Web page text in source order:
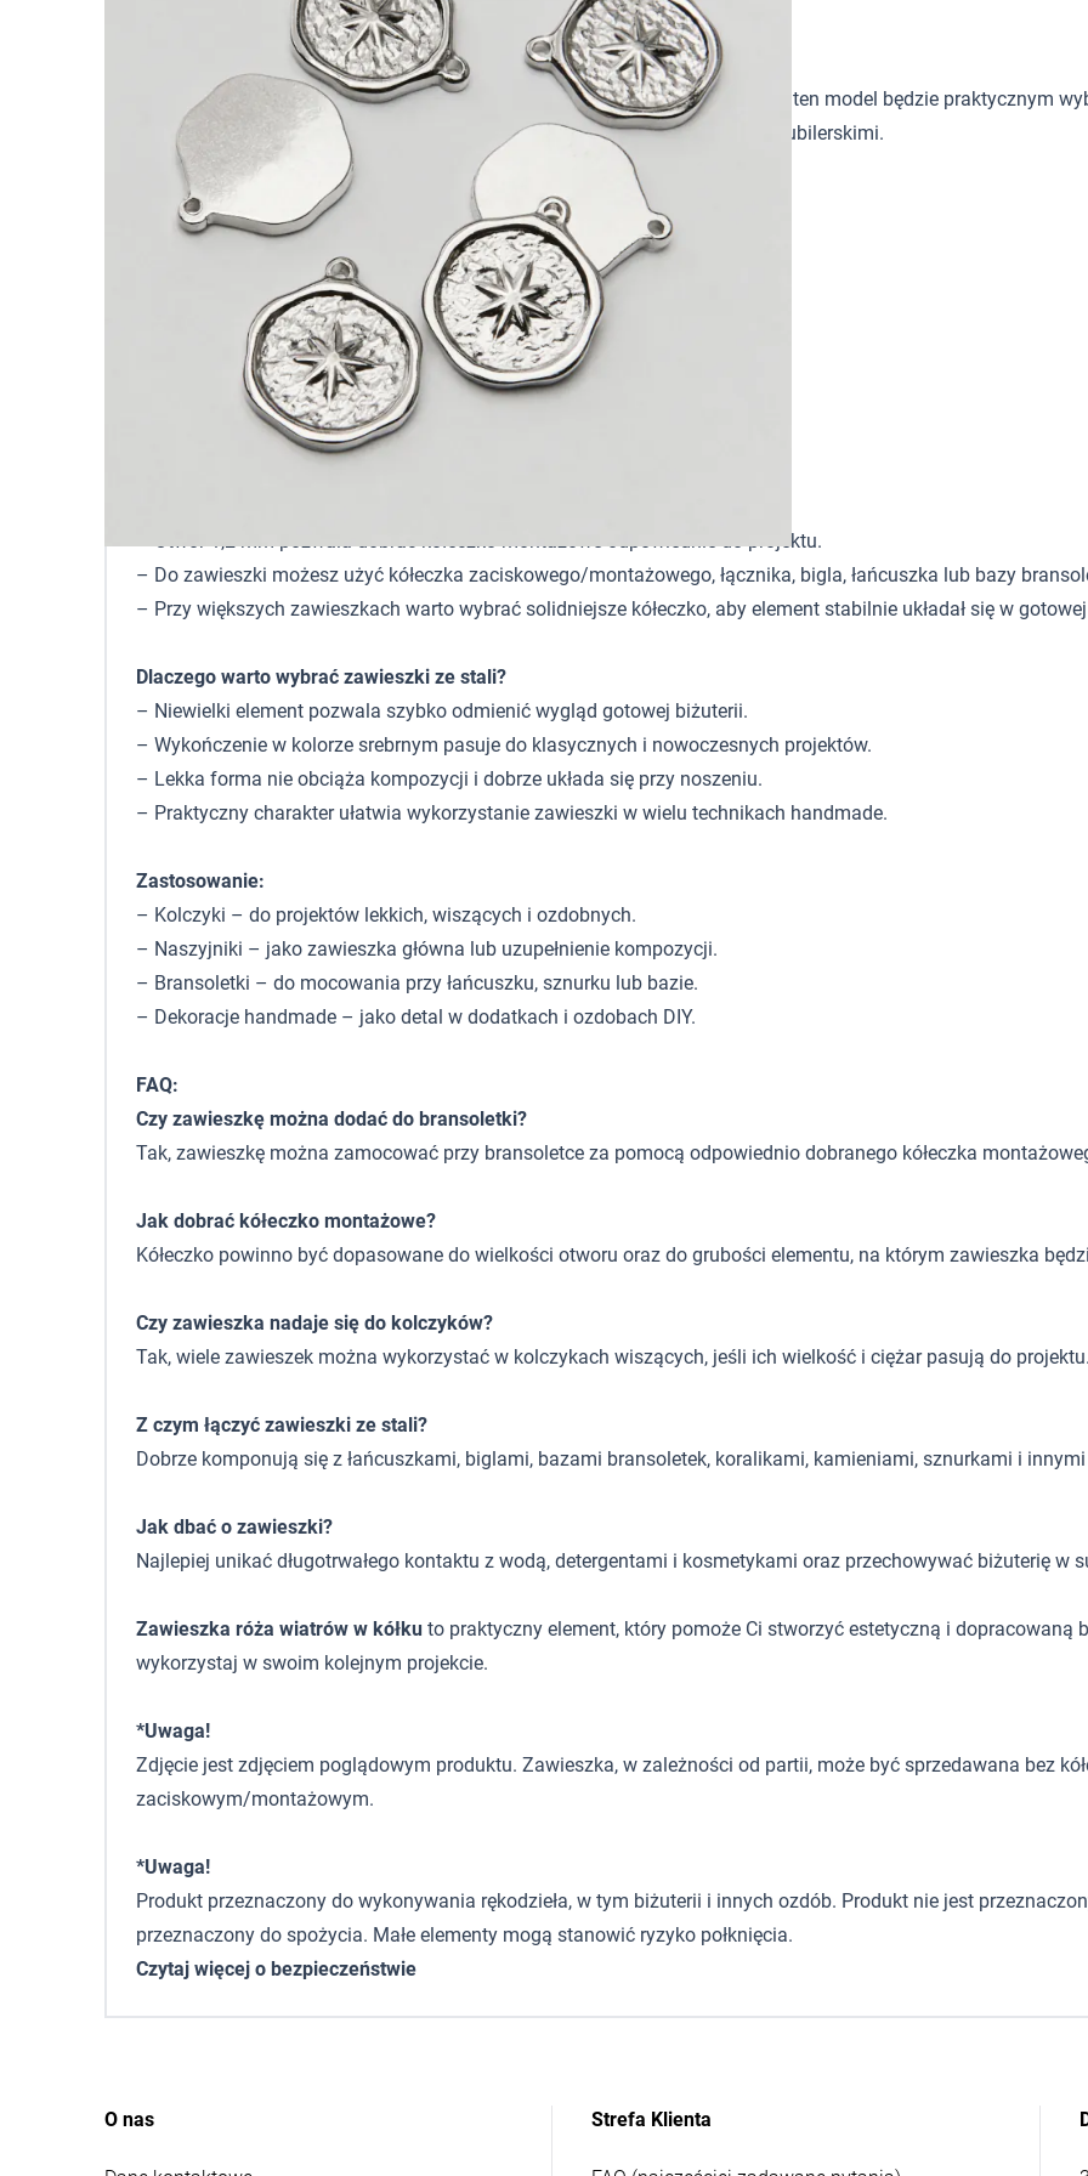
Zawieszka ze stali róża wiatrów w kółku 17mm
Jeśli szukasz dodatku, który szybko nada projektowi wyraźniejszy charakter, ten model będzie praktycznym
komponuje się z łańcuszkami, bazami bransoletek i innymi półfabrykatami jubilerskimi.
Charakterystyka:
Rodzaj:zawieszka
stal chirurgiczna 316L
Motyw / kształt:róża wiatrów
17mm
1,2 mm
wykończenie w kolorze srebrnym
– Otwór 1,2 mm pozwala dobrać kółeczko montażowe odpowiednie do projektu.
– Do zawieszki możesz użyć kółeczka zaciskowego/montażowego, łącznika, bigla, łańcuszka lub bazy
– Przy większych zawieszkach warto wybrać solidniejsze kółeczko, aby element stabilnie układał się w
Dlaczego warto wybrać zawieszki ze stali?
– Niewielki element pozwala szybko odmienić wygląd gotowej biżuterii.
– Wykończenie w kolorze srebrnym pasuje do klasycznych i nowoczesnych projektów.
– Lekka forma nie obciąża kompozycji i dobrze układa się przy noszeniu.
– Praktyczny charakter ułatwia wykorzystanie zawieszki w wielu technikach handmade.
Zastosowanie:
– Kolczyki – do projektów lekkich, wiszących i ozdobnych.
– Naszyjniki – jako zawieszka główna lub uzupełnienie kompozycji.
– Bransoletki – do mocowania przy łańcuszku, sznurku lub bazie.
– Dekoracje handmade – jako detal w dodatkach i ozdobach DIY.
FAQ:
Czy zawieszkę można dodać do bransoletki?
Tak, zawieszkę można zamocować przy bransoletce za pomocą odpowiednio dobranego kółeczka
Jak dobrać kółeczko montażowe?
Kółeczko powinno być dopasowane do wielkości otworu oraz do grubości elementu, na którym zawieszka
Czy zawieszka nadaje się do kolczyków?
Tak, wiele zawieszek można wykorzystać w kolczykach wiszących, jeśli ich wielkość i ciężar pasują do projektu.
Z czym łączyć zawieszki ze stali?
Dobrze komponują się z łańcuszkami, biglami, bazami bransoletek, koralikami, kamieniami, sznurkami i
Jak dbać o zawieszki?
Najlepiej unikać długotrwałego kontaktu z wodą, detergentami i kosmetykami oraz przechowywać biżuterię w
Zawieszka róża wiatrów w kółku to praktyczny element, który pomoże Ci stworzyć estetyczną i dopracowaną
wykorzystaj w swoim kolejnym projekcie.
*Uwaga!
Zdjęcie jest zdjęciem poglądowym produktu. Zawieszka, w zależności od partii, może być sprzedawana bez
zaciskowym/montażowym.
*Uwaga!
Produkt przeznaczony do wykonywania rękodzieła, w tym biżuterii i innych ozdób. Produkt nie jest
przeznaczony do spożycia. Małe elementy mogą stanowić ryzyko połknięcia.
Czytaj więcej o bezpieczeństwie
O nas Strefa Klienta